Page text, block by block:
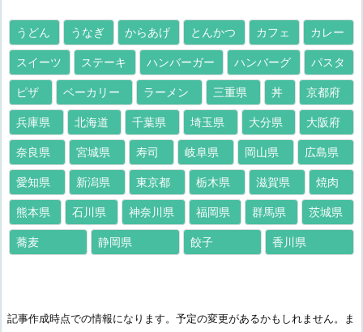
うどん うなぎ からあげ とんかつ カフェ カレー
スイーツ ステーキ ハンバーガー ハンバーグ パスタ
ピザ ベーカリー ラーメン 三重県 丼 京都府
兵庫県 北海道 千葉県 埼玉県 大分県 大阪府
奈良県 宮城県 寿司 岐阜県 岡山県 広島県
愛知県 新潟県 東京都 栃木県 滋賀県 焼肉
熊本県 石川県 神奈川県 福岡県 群馬県 茨城県
蕎麦 静岡県 餃子 香川県
記事作成時点での情報になります。予定の変更があるかもしれません。ま